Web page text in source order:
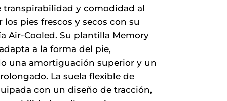
transpirabilidad y comodidad al
los pies frescos y secos con su
Air-Cooled. Su plantilla Memory
a la forma del pie,
una amortiguación superior y un
La suela flexible de
con un diseño de tracción,